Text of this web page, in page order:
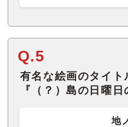
Q.5
有名な絵画のタイト
『（？）島の日曜日
地